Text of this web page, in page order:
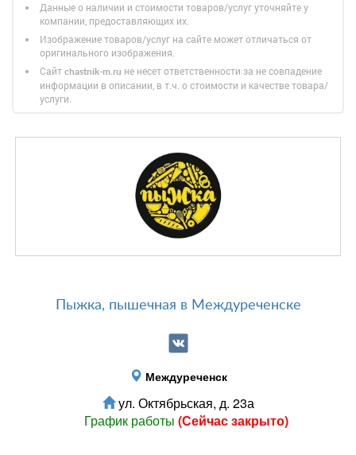
Данные о наличии и стоимости товаров/услуг уточняйте у
компании, предоставляющих их.
Изображение товаров/услуг на сайте может отличаться от
оригинального изображения.
Сайт chastnik-m.ru не несет ответственности за не совпадение
информации в описании, в т.ч. о стоимости и качестве товара/
услуги.
Пыжка, пышечная в Междуреченске
Междуреченск
ул. Октябрьская, д. 23а
График работы (Сейчас закрыто)